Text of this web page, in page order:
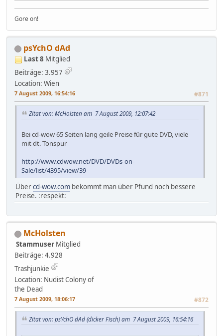
Gore on!
psYchO dAd
Last 8 Mitglied
Beiträge: 3.957
Location: Wien
7 August 2009, 16:54:16 #871
Zitat von: McHolsten am 7 August 2009, 12:07:42
Bei cd-wow 65 Seiten lang geile Preise für gute DVD, viele
mit dt. Tonspur
http://www.cdwow.net/DVD/DVDs-on-
Sale/list/4395/view/39
Übercd-wow.com bekommt man über Pfund noch bessere
Preise. :respekt:
McHolsten
Stammuser Mitglied
Beiträge: 4.928
Trashjunkie
Location: Nudist Colony of
the Dead
7 August 2009, 18:06:17 #872
Zitat von: psYchO dAd (dicker Fisch) am 7 August 2009, 16:54:16